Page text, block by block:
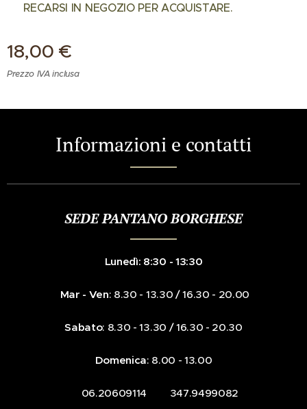
✅ RECARSI IN NEGOZIO PER ACQUISTARE.
18,00 €
Prezzo IVA inclusa
Informazioni e contatti
SEDE PANTANO BORGHESE
Lunedì: 8:30 - 13:30
Mar - Ven: 8.30 - 13.30 / 16.30 - 20.00
Sabato: 8.30 - 13.30 / 16.30 - 20.30
Domenica: 8.00 - 13.00
☎️ 06.20609114 📞 347.9499082